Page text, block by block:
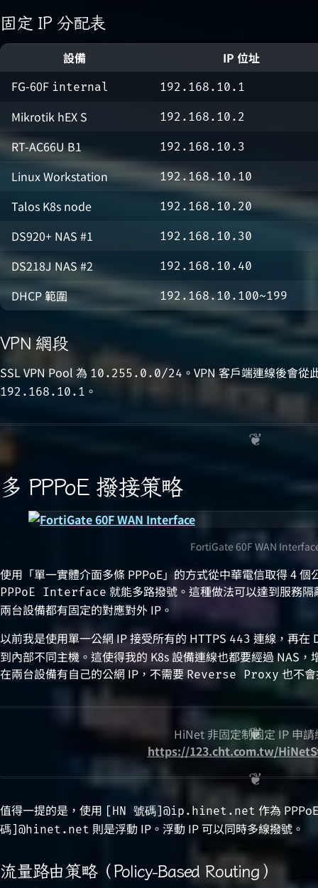
固定 IP 分配表
設備
IP 位址
FG-60F internal 192.168.10.1
Mikrotik hEX S 192.168.10.2
RT-AC66U B1 192.168.10.3
Linux Workstation 192.168.10.10
Talos K8s node 192.168.10.20
DS920+ NAS #1 192.168.10.30
DS218J NAS #2 192.168.10.40
DHCP 範圍 192.168.10.100~199
VPN 網段
SSL VPN Pool 為 10.255.0.0/24 。VPN 客戶端連線後會從
192.168.10.1 。
多 PPPoE 撥接策略
FortiGate 60F WAN
使用「單一實體介面多條 PPPoE」的方式從中華電信取得 4
PPPoE Interface 就能多路撥號。這種做法可以達到服務
兩台設備都有固定的對應對外 IP。
以前我是使用單一公網 IP 接受所有的 HTTPS 443 連線，再在
到內部不同主機。這使得我的 K8s 設備連線也都要經過 NAS
在兩台設備有自己的公網 IP，不需要 Reverse Proxy 也不
HiNet 非固定制固定 IP 申請
https://123.cht.com.tw/
值得一提的是，使用 [HN 號碼]@ip.hinet.net 作為
碼]@hinet.net 則是浮動 IP。浮動 IP 可以同時多線撥號。
流量路由策略（Policy-Based Routing）